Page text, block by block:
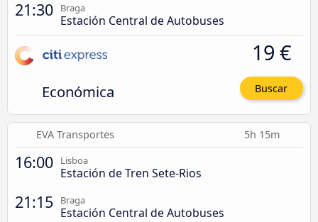
21:30 Braga
Estación Central de Autobuses
Económica
19 €
Buscar
EVA Transportes 5h 15m
16:00 Lisboa
Estación de Tren Sete-Rios
21:15 Braga
Estación Central de Autobuses